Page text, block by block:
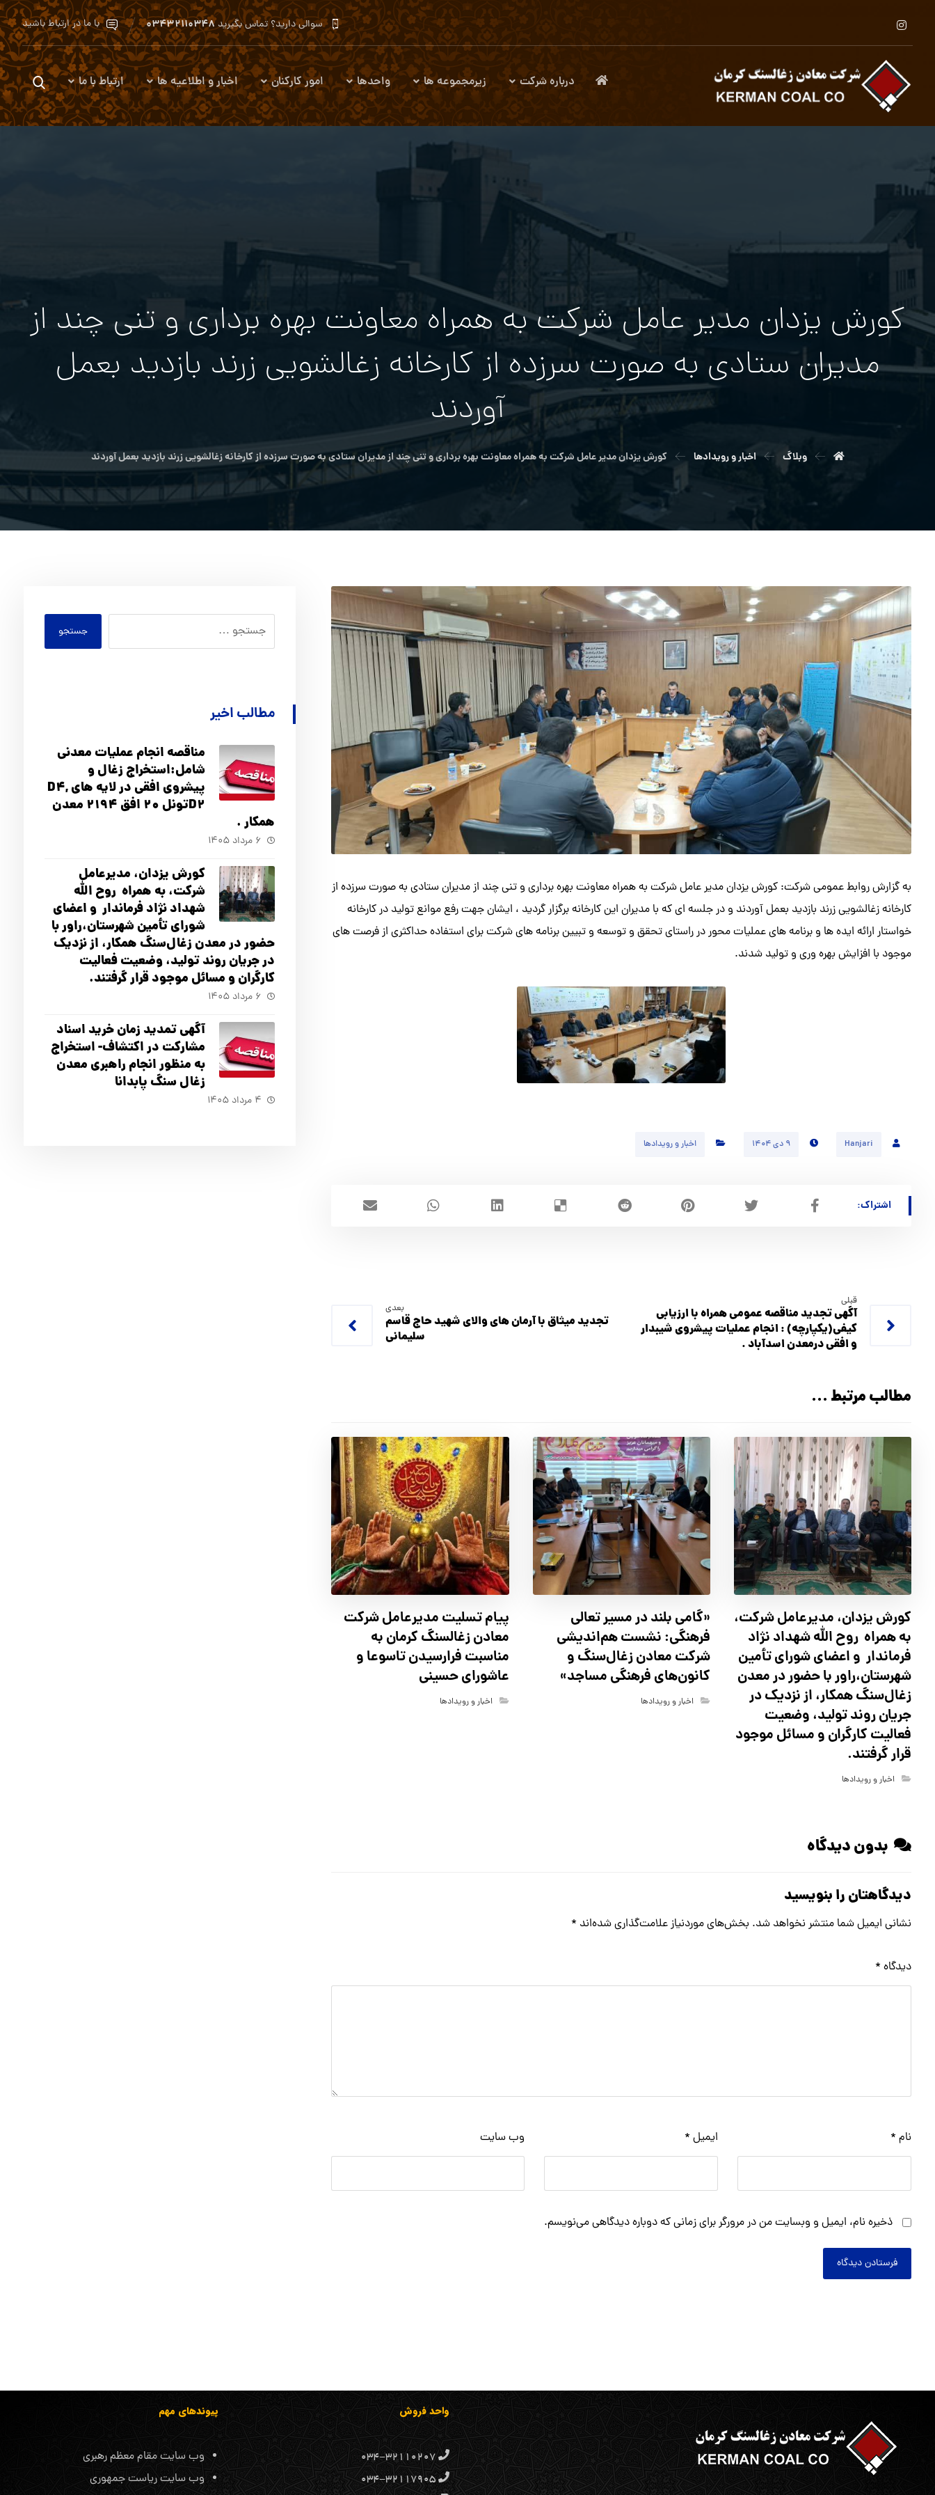
با ما در ارتباط باشید سوالی دارید؟ تماس بگیرید۰۳۴۳۲۱۱۰۳۴۸
درباره شرکت زیرمجموعه ها واحدها امور کارکنان اخبار و اطلاعیه ها ارتباط با ما
کورش یزدان مدیر عامل شرکت به همراه معاونت بهره برداری و تنی چند از
مدیران ستادی به صورت سرزده از کارخانه زغالشویی زرند بازدید بعمل
آوردند
وبلاگ اخبار و رویدادها کورش یزدان مدیر عامل شرکت به همراه معاونت بهره برداری و تنی چند از مدیران ستادی به صورت سرزده از کارخانه زغالشویی زرند بازدید بعمل آوردند
به گزارش روابط عمومی شرکت: کورش یزدان مدیر عامل شرکت به همراه معاونت بهره برداری و تنی چند از مدیران ستادی به صورت سرزده از
کارخانه زغالشویی زرند بازدید بعمل آوردند و در جلسه ای که با مدیران این کارخانه برگزار گردید ، ایشان جهت رفع موانع تولید در کارخانه
خواستار ارائه ایده ها و برنامه های عملیات محور در راستای تحقق و توسعه و تبیین برنامه های شرکت برای استفاده حداکثری از فرصت های
موجود با افزایش بهره وری و تولید شدند.
Hanjari ۹ دی ۱۴۰۴ اخبار و رویدادها
قبلی
آگهي تجدید مناقصه عمومی همراه با ارزیابی
کیفی(یکپارچه) : انجام عمليات پيشروی شيبدار
و افقي درمعدن اسدآباد .
بعدی
تجدید میثاق با آرمان های والای شهید حاج قاسم
سلیمانی
مطالب مرتبط ...
کورش یزدان، مدیرعامل شرکت،
به همراه روح الله شهداد نژاد
فرماندار و اعضای شورای تأ‌مین
شهرستان،راور با حضور در معدن
زغال‌سنگ همکار، از نزدیک در
جریان روند تولید، وضعیت
فعالیت کارگران و مسائل موجود
قرار گرفتند.
اخبار و رویدادها
«گامی بلند در مسیر تعالی
فرهنگی: نشست هم‌اندیشی
شرکت معادن زغال‌سنگ و
کانون‌های فرهنگی مساجد»
اخبار و رویدادها
پیام تسلیت مدیرعامل شرکت
معادن زغالسنگ کرمان به
مناسبت فرارسیدن تاسوعا و
عاشورای حسینی
اخبار و رویدادها
بدون دیدگاه
دیدگاهتان را بنویسید
نشانی ایمیل شما منتشر نخواهد شد. بخش‌های موردنیاز علامت‌گذاری شده‌اند *
دیدگاه *
نام * ایمیل * وب‌ سایت
ذخیره نام، ایمیل و وبسایت من در مرورگر برای زمانی که دوباره دیدگاهی می‌نویسم.
فرستادن دیدگاه
جستجو
مطالب اخیر
مناقصه انجام عملیات معدنی
شامل:استخراج زغال و
پیشروی افقی در لایه های D4,
D2تونل 20 افق 2194 معدن
همکار .
۶ مرداد ۱۴۰۵
کورش یزدان، مدیرعامل
شرکت، به همراه روح الله
شهداد نژاد فرماندار و اعضای
شورای تأ‌مین شهرستان،راور با
حضور در معدن زغال‌سنگ همکار، از نزدیک
در جریان روند تولید، وضعیت فعالیت
کارگران و مسائل موجود قرار گرفتند.
۶ مرداد ۱۴۰۵
آگهي تمدید زمان خرید اسناد
مشارکت در اکتشاف- استخراج
به منظور انجام راهبری معدن
زغال سنگ پابدانا
۴ مرداد ۱۴۰۵
واحد فروش
۰۳۴-۳۲۱۱۰۲۰۷
۰۳۴-۳۲۱۱۷۹۰۵
پیوندهای مهم
وب سایت مقام معظم رهبری
وب سایت ریاست جمهوری